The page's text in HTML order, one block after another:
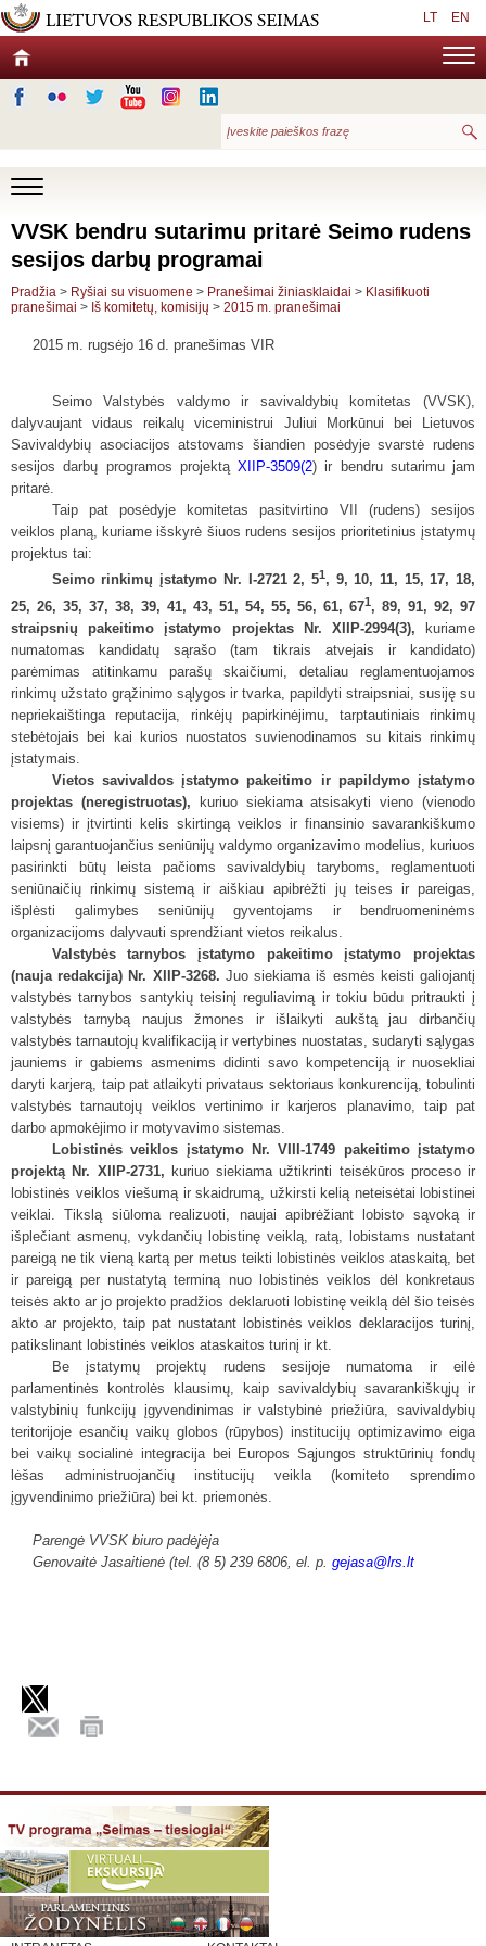
LT EN
VVSK bendru sutarimu pritarė Seimo rudens
sesijos darbų programai
Pradžia > Ryšiai su visuomene > Pranešimai žiniasklaidai > Klasifikuoti
pranešimai > Iš komitetų, komisijų > 2015 m. pranešimai
2015 m. rugsėjo 16 d. pranešimas VIR
Seimo Valstybės valdymo ir savivaldybių komitetas (VVSK),
dalyvaujant vidaus reikalų viceministrui Juliui Morkūnui bei Lietuvos
Savivaldybių asociacijos atstovams šiandien posėdyje svarstė rudens
sesijos darbų programos projektą XIIP-3509(2) ir bendru sutarimu jam
pritarė.
Taip pat posėdyje komitetas pasitvirtino VII (rudens) sesijos
veiklos planą, kuriame išskyrė šiuos rudens sesijos prioritetinius įstatymų
projektus tai:
Seimo rinkimų įstatymo Nr. I-2721 2, 51, 9, 10, 11, 15, 17, 18,
25, 26, 35, 37, 38, 39, 41, 43, 51, 54, 55, 56, 61, 671 , 89, 91, 92, 97
straipsnių pakeitimo įstatymo projektas Nr. XIIP-2994(3), kuriame
numatomas kandidatų sąrašo (tam tikrais atvejais ir kandidato)
parėmimas atitinkamu parašų skaičiumi, detaliau reglamentuojamos
rinkimų užstato grąžinimo sąlygos ir tvarka, papildyti straipsniai, susiję su
nepriekaištinga reputacija, rinkėjų papirkinėjimu, tarptautiniais rinkimų
stebėtojais bei kai kurios nuostatos suvienodinamos su kitais rinkimų
įstatymais.
Vietos savivaldos įstatymo pakeitimo ir papildymo įstatymo
projektas (neregistruotas), kuriuo siekiama atsisakyti vieno (vienodo
visiems) ir įtvirtinti kelis skirtingą veiklos ir finansinio savarankiškumo
laipsnį garantuojančius seniūnijų valdymo organizavimo modelius, kuriuos
pasirinkti būtų leista pačioms savivaldybių taryboms, reglamentuoti
seniūnaičių rinkimų sistemą ir aiškiau apibrėžti jų teises ir pareigas,
išplėsti galimybes seniūnijų gyventojams ir bendruomeninėms
organizacijoms dalyvauti sprendžiant vietos reikalus.
Valstybės tarnybos įstatymo pakeitimo įstatymo projektas
(nauja redakcija) Nr. XIIP-3268. Juo siekiama iš esmės keisti galiojantį
valstybės tarnybos santykių teisinį reguliavimą ir tokiu būdu pritraukti į
valstybės tarnybą naujus žmones ir išlaikyti aukštą jau dirbančių
valstybės tarnautojų kvalifikaciją ir vertybines nuostatas, sudaryti sąlygas
jauniems ir gabiems asmenims didinti savo kompetenciją ir nuosekliai
daryti karjerą, taip pat atlaikyti privataus sektoriaus konkurenciją, tobulinti
valstybės tarnautojų veiklos vertinimo ir karjeros planavimo, taip pat
darbo apmokėjimo ir motyvavimo sistemas.
Lobistinės veiklos įstatymo Nr. VIII-1749 pakeitimo įstatymo
projektą Nr. XIIP-2731, kuriuo siekiama užtikrinti teisėkūros proceso ir
lobistinės veiklos viešumą ir skaidrumą, užkirsti kelią neteisėtai lobistinei
veiklai. Tikslą siūloma realizuoti, naujai apibrėžiant lobisto sąvoką ir
išplečiant asmenų, vykdančių lobistinę veiklą, ratą, lobistams nustatant
pareigą ne tik vieną kartą per metus teikti lobistinės veiklos ataskaitą, bet
ir pareigą per nustatytą terminą nuo lobistinės veiklos dėl konkretaus
teisės akto ar jo projekto pradžios deklaruoti lobistinę veiklą dėl šio teisės
akto ar projekto, taip pat nustatant lobistinės veiklos deklaracijos turinį,
patikslinant lobistinės veiklos ataskaitos turinį ir kt.
Be įstatymų projektų rudens sesijoje numatoma ir eilė
parlamentinės kontrolės klausimų, kaip savivaldybių savarankiškųjų ir
valstybinių funkcijų įgyvendinimas ir valstybinė priežiūra, savivaldybių
teritorijoje esančių vaikų globos (rūpybos) institucijų optimizavimo eiga
bei vaikų socialinė integracija bei Europos Sąjungos struktūrinių fondų
lėšas administruojančių institucijų veikla (komiteto sprendimo
įgyvendinimo priežiūra) bei kt. priemonės.
Parengė VVSK biuro padėjėja
Genovaitė Jasaitienė (tel. (8 5) 239 6806, el. p. gejasa@lrs.lt